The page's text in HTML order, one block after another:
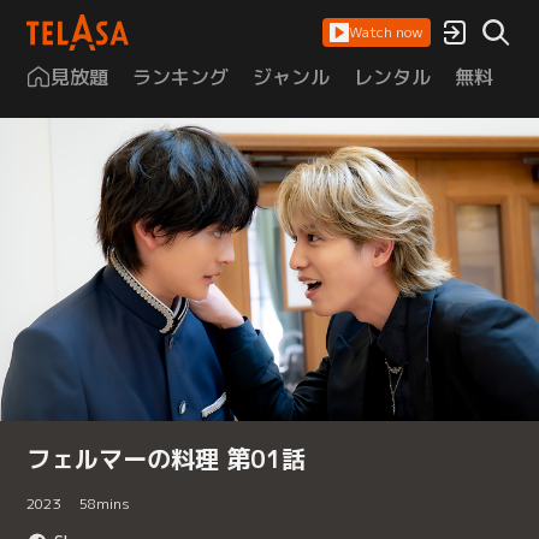
Watch now
見放題 ランキング ジャンル レンタル 無料
フェルマーの料理 第01話
2023 58mins